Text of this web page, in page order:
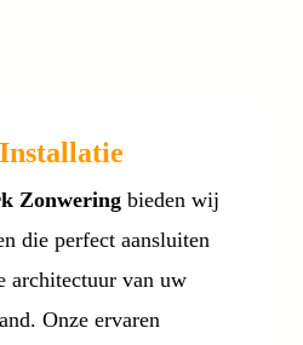
Zonweringbieden wij
die perfect aansluiten
architectuur van uw
Onze ervaren